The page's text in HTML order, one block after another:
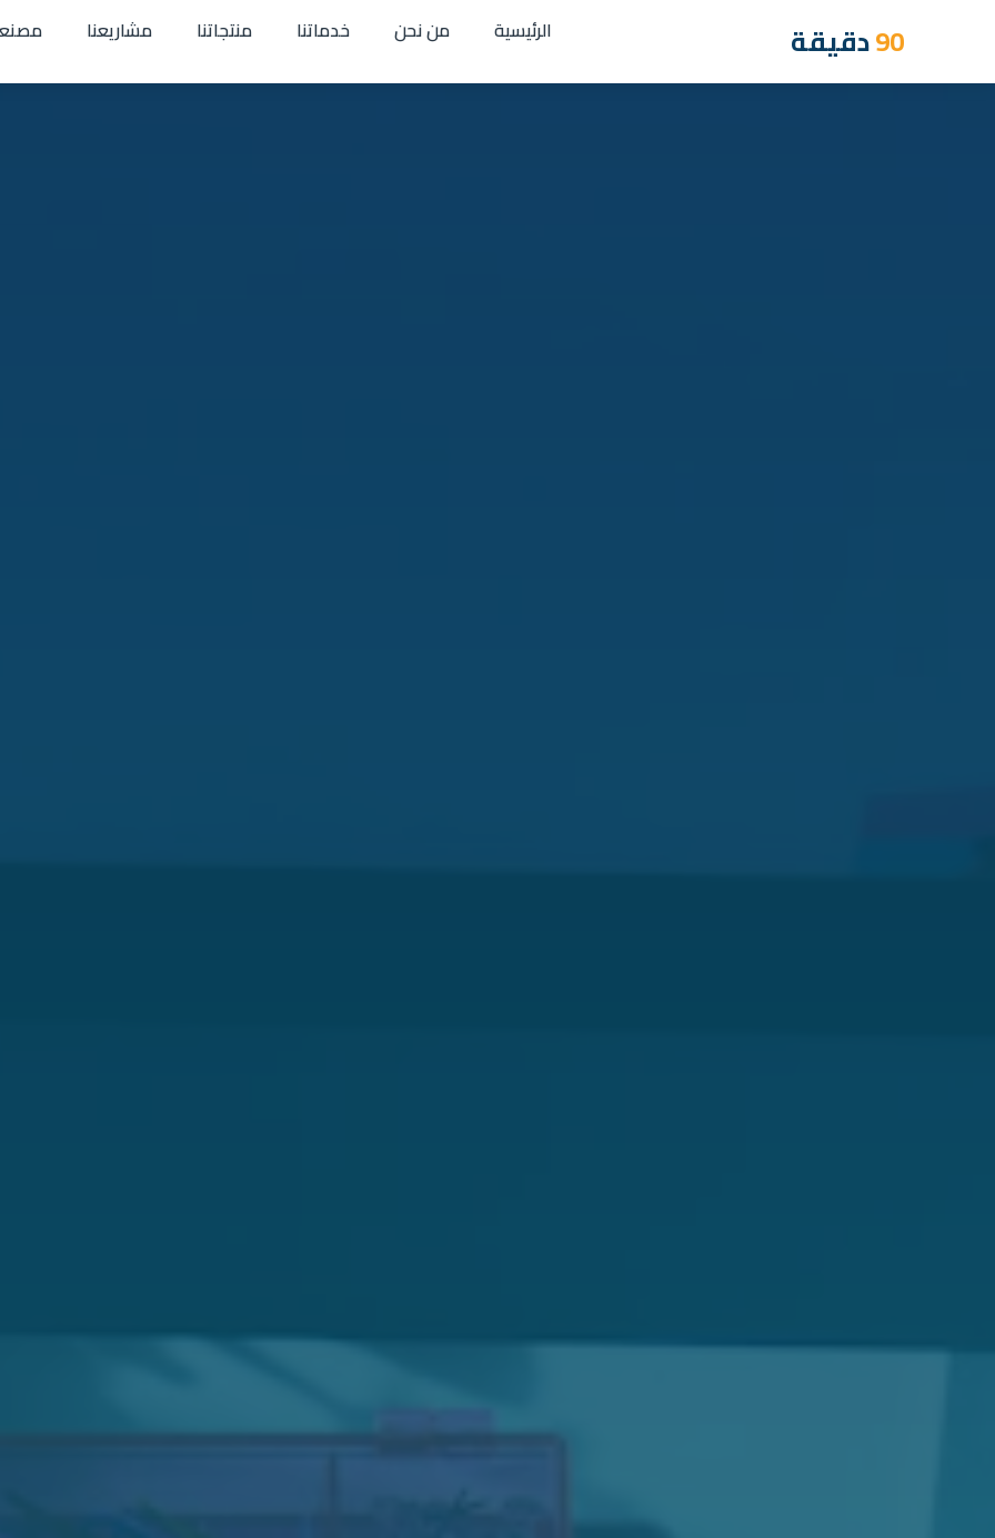
90دقيقة الرئيسية من نحن خدماتنا منتجاتنا مشاريعنا